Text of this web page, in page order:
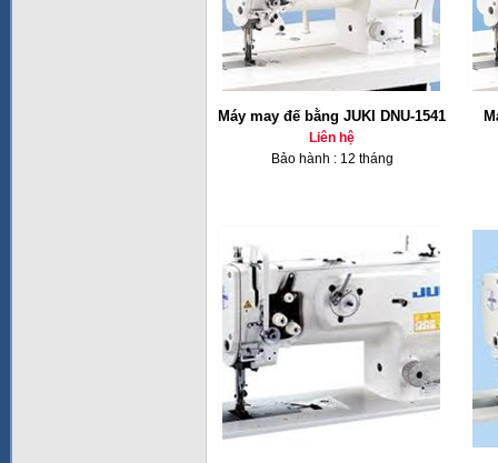
Máy may đế bằng JUKI DNU-1541
Liên hệ
Bảo hành : 12 tháng